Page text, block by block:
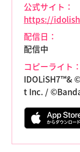
公式サイト：
https://
配信日：
配信中
コピーライト：
IDOLiSH7™&
t Inc. /